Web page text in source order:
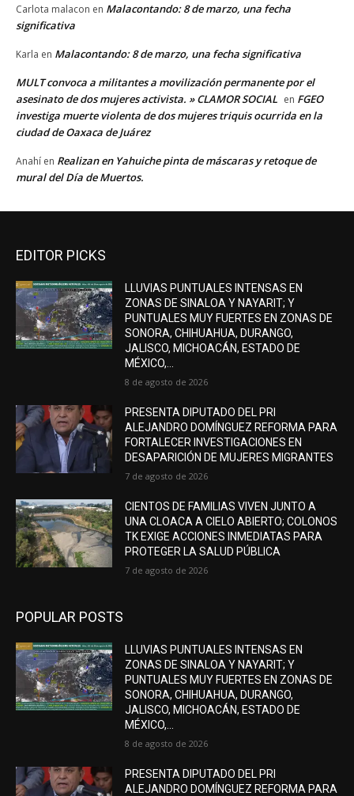
Carlota malacon en Malacontando: 8 de marzo, una fecha
significativa
Karla en Malacontando: 8 de marzo, una fecha significativa
MULT convoca a militantes a movilización permanente por el
asesinato de dos mujeres activista. » CLAMOR SOCIAL en FGEO
investiga muerte violenta de dos mujeres triquis ocurrida en la
ciudad de Oaxaca de Juárez
Anahí en Realizan en Yahuiche pinta de máscaras y retoque de
mural del Día de Muertos.
EDITOR PICKS
LLUVIAS PUNTUALES INTENSAS EN
ZONAS DE SINALOA Y NAYARIT; Y
PUNTUALES MUY FUERTES EN ZONAS DE
SONORA, CHIHUAHUA, DURANGO,
JALISCO, MICHOACÁN, ESTADO DE
MÉXICO,...
8 de agosto de 2026
PRESENTA DIPUTADO DEL PRI
ALEJANDRO DOMÍNGUEZ REFORMA PARA
FORTALECER INVESTIGACIONES EN
DESAPARICIÓN DE MUJERES MIGRANTES
7 de agosto de 2026
CIENTOS DE FAMILIAS VIVEN JUNTO A
UNA CLOACA A CIELO ABIERTO; COLONOS
TK EXIGE ACCIONES INMEDIATAS PARA
PROTEGER LA SALUD PÚBLICA
7 de agosto de 2026
POPULAR POSTS
LLUVIAS PUNTUALES INTENSAS EN
ZONAS DE SINALOA Y NAYARIT; Y
PUNTUALES MUY FUERTES EN ZONAS DE
SONORA, CHIHUAHUA, DURANGO,
JALISCO, MICHOACÁN, ESTADO DE
MÉXICO,...
8 de agosto de 2026
PRESENTA DIPUTADO DEL PRI
ALEJANDRO DOMÍNGUEZ REFORMA PARA